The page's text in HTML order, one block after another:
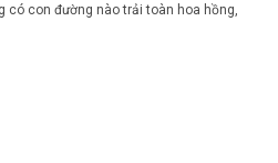
có con đường nào trải toàn hoa hồng,